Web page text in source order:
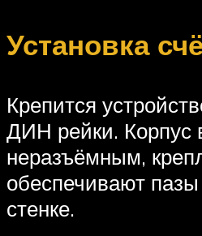
Установка
Крепится
ДИН рейки. Корпус
неразъёмным,
обеспечивают
стенке.